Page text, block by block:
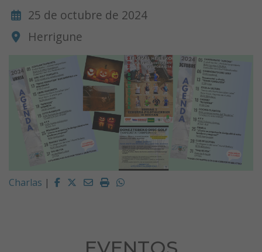
25 de octubre de 2024
Herrigune
Charlas | Facebook
Twitter
EmailImprimirWhatsapp
EVENTOS